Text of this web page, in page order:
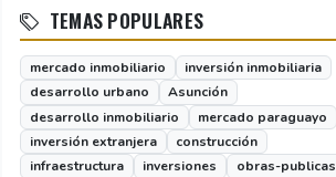
TEMAS POPULARES
mercado inmobiliario
inversión inmobiliaria
desarrollo urbano
Asunción
desarrollo inmobiliario
mercado paraguayo
inversión extranjera
construcción
infraestructura
inversiones
obras-publicas